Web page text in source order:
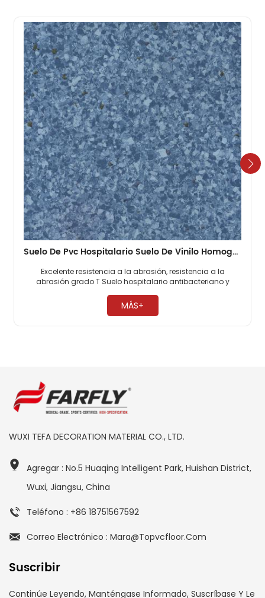
Suelo De Pvc Hospitalario Suelo De Vinilo Homogéneo De 2 Mm
Excelente resistencia a la abrasión, resistencia a la
abrasión grado T Suelo hospitalario antibacteriano y
necesario encerar ​
MÁS+
WUXI TEFA DECORATION MATERIAL CO., LTD.
Agregar : No.5 Huaqing Intelligent Park, Huishan District,
Wuxi, Jiangsu, China
Teléfono : +86 18751567592
Correo Electrónico : Mara@topvcfloor.com
Suscribir
Continúe Leyendo, Manténgase Informado, Suscríbase Y Le